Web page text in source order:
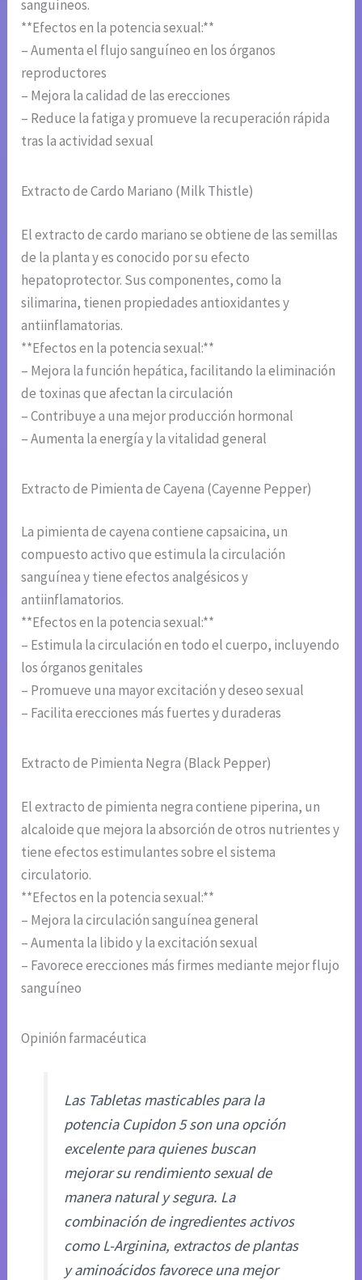
sanguíneos.
**Efectos en la potencia sexual:**
– Aumenta el flujo sanguíneo en los órganos
reproductores
– Mejora la calidad de las erecciones
– Reduce la fatiga y promueve la recuperación rápida
tras la actividad sexual
Extracto de Cardo Mariano (Milk Thistle)
El extracto de cardo mariano se obtiene de las semillas
de la planta y es conocido por su efecto
hepatoprotector. Sus componentes, como la
silimarina, tienen propiedades antioxidantes y
antiinflamatorias.
**Efectos en la potencia sexual:**
– Mejora la función hepática, facilitando la eliminación
de toxinas que afectan la circulación
– Contribuye a una mejor producción hormonal
– Aumenta la energía y la vitalidad general
Extracto de Pimienta de Cayena (Cayenne Pepper)
La pimienta de cayena contiene capsaicina, un
compuesto activo que estimula la circulación
sanguínea y tiene efectos analgésicos y
antiinflamatorios.
**Efectos en la potencia sexual:**
– Estimula la circulación en todo el cuerpo, incluyendo
los órganos genitales
– Promueve una mayor excitación y deseo sexual
– Facilita erecciones más fuertes y duraderas
Extracto de Pimienta Negra (Black Pepper)
El extracto de pimienta negra contiene piperina, un
alcaloide que mejora la absorción de otros nutrientes y
tiene efectos estimulantes sobre el sistema
circulatorio.
**Efectos en la potencia sexual:**
– Mejora la circulación sanguínea general
– Aumenta la libido y la excitación sexual
– Favorece erecciones más firmes mediante mejor flujo
sanguíneo
Opinión farmacéutica
Las Tabletas masticables para la
potencia Cupidon 5 son una opción
excelente para quienes buscan
mejorar su rendimiento sexual de
manera natural y segura. La
combinación de ingredientes activos
como L-Arginina, extractos de plantas
y aminoácidos favorece una mejor